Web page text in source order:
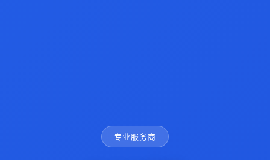
专业服务商